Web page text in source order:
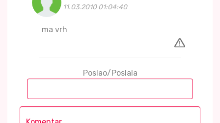
11.03.2010 01:04:40
ma vrh
Poslao/Poslala